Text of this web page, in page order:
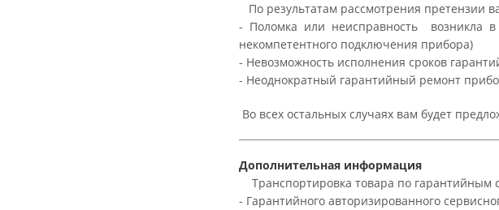
По результатам рассмотрения претензии
- Поломка или неисправность возникла
некомпетентного подключения прибора)
- Невозможность исполнения сроков
- Неоднократный гарантийный ремонт
Во всех остальных случаях вам будет
Дополнительная информация
Транспортировка товара по гарантийным
- Гарантийного авторизированного